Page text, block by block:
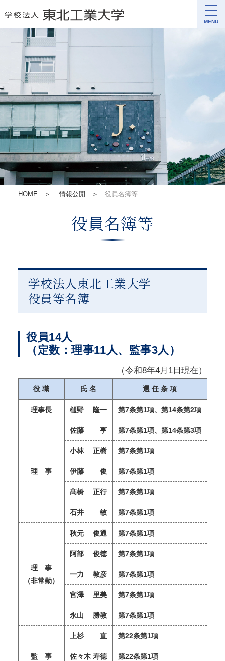
MENU
HOME ＞情報公開 ＞ 役員名簿等
役員名簿等
学校法人東北工業大学
役員等名簿
役員14人
（定数：理事11人、監事3人）
（令和8年4月1日現在）
役 職 氏 名 選 任 条 項
理事長 樋野 隆一 第7条第1項、第14条第2項
理 事
佐藤 亨 第7条第1項、第14条第3項
小林 正樹 第7条第1項
伊藤 俊 第7条第1項
髙橋 正行 第7条第1項
石井 敏 第7条第1項
理 事
（非常勤）
秋元 俊通 第7条第1項
阿部 俊徳 第7条第1項
一力 敦彦 第7条第1項
官澤 里美 第7条第1項
永山 勝教 第7条第1項
監 事
上杉 直 第22条第1項
佐々木 寿德 第22条第1項